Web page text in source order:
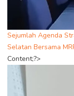
Sejumlah Agenda
Selatan Bersama
Content;?>